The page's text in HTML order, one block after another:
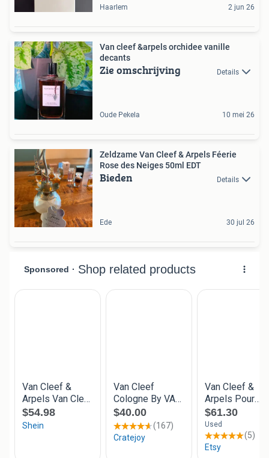
Haarlem 2 jun 26
Van cleef &arpels orchidee vanille
decants
Zie omschrijving Details
Oude Pekela 10 mei 26
Zeldzame Van Cleef & Arpels Féerie
Rose des Neiges 50ml EDT
Bieden Details
Ede 30 jul 26